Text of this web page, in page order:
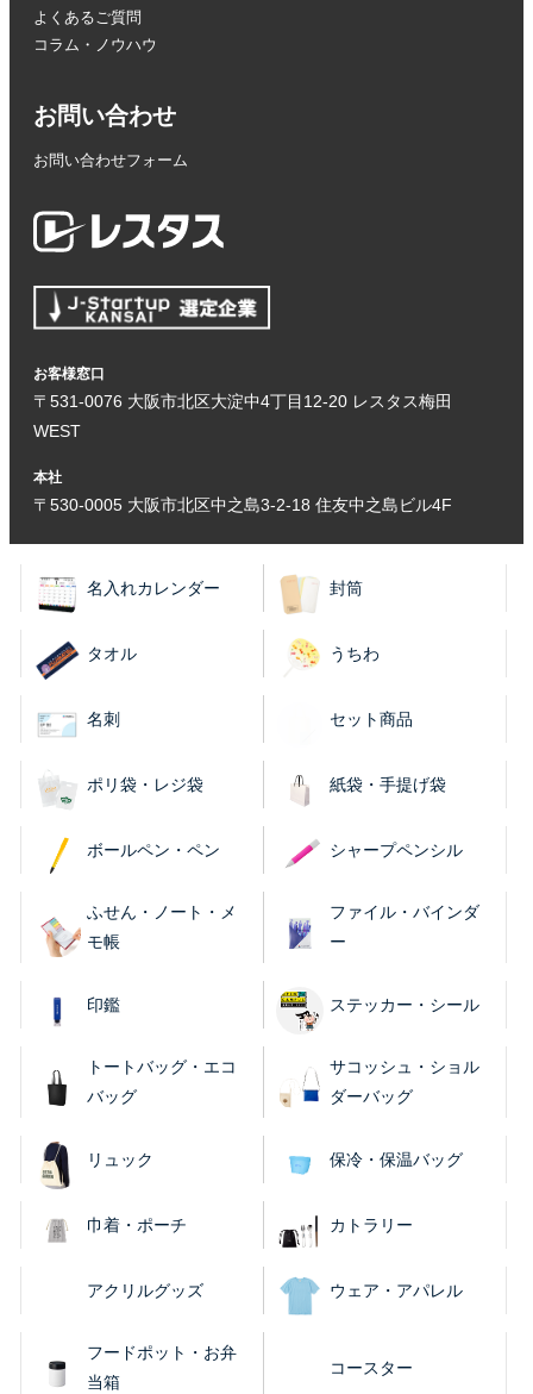
よくあるご質問
コラム・ノウハウ
お問い合わせ
お問い合わせフォーム
お客様窓口
〒531-0076 大阪市北区大淀中4丁目12-20 レスタス梅田
WEST
本社
〒530-0005 大阪市北区中之島3-2-18 住友中之島ビル4F
名入れカレンダー 封筒
タオル うちわ
名刺 セット商品
ポリ袋・レジ袋 紙袋・手提げ袋
ボールペン・ペン シャープペンシル
ふせん・ノート・メ
モ帳
ファイル・バインダ
ー
印鑑 ステッカー・シール
トートバッグ・エコ
バッグ
サコッシュ・ショル
ダーバッグ
リュック 保冷・保温バッグ
巾着・ポーチ カトラリー
アクリルグッズ ウェア・アパレル
フードポット・お弁
当箱
コースター